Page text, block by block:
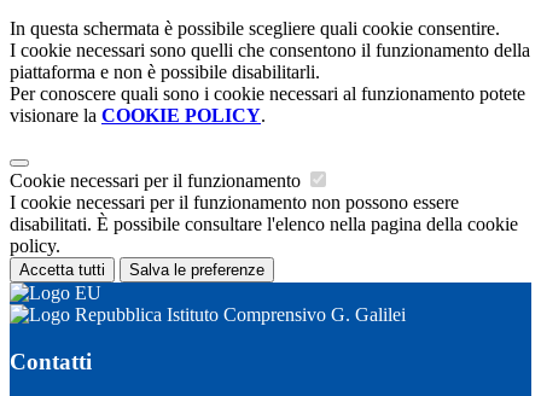
In questa schermata è possibile scegliere quali cookie consentire.
I cookie necessari sono quelli che consentono il funzionamento della
piattaforma e non è possibile disabilitarli.
Per conoscere quali sono i cookie necessari al funzionamento potete
visionare la COOKIE POLICY.
Cookie necessari per il funzionamento
I cookie necessari per il funzionamento non possono essere
disabilitati. È possibile consultare l'elenco nella pagina della cookie
policy.
Accetta tutti Salva le preferenze
Istituto Comprensivo G. Galilei
Contatti